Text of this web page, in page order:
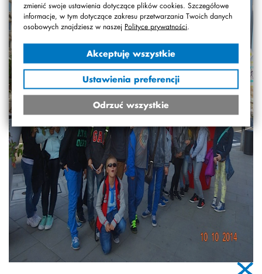
zmienić swoje ustawienia dotyczące plików cookies. Szczegółowe
informacje, w tym dotyczące zakresu przetwarzania Twoich danych
osobowych znajdziesz w naszej Polityce prywatności
Akceptuję wszystkie
Ustawienia preferencji
Odrzuć wszystkie